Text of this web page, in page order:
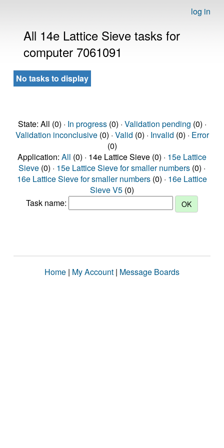
log in
All 14e Lattice Sieve tasks for
computer 7061091
No tasks to display
State: All (0) · In progress(0) · Validation pending (0) ·
Validation inconclusive(0) · Valid (0) · Invalid (0) · Error
(0)
Application: All (0) · 14e Lattice Sieve (0) · 15e Lattice
Sieve (0) · 15e Lattice Sieve for smaller numbers (0) ·
16e Lattice Sieve for smaller numbers (0) · 16e Lattice
Sieve V5 (0)
Task name:
Home | My Account | Message Boards